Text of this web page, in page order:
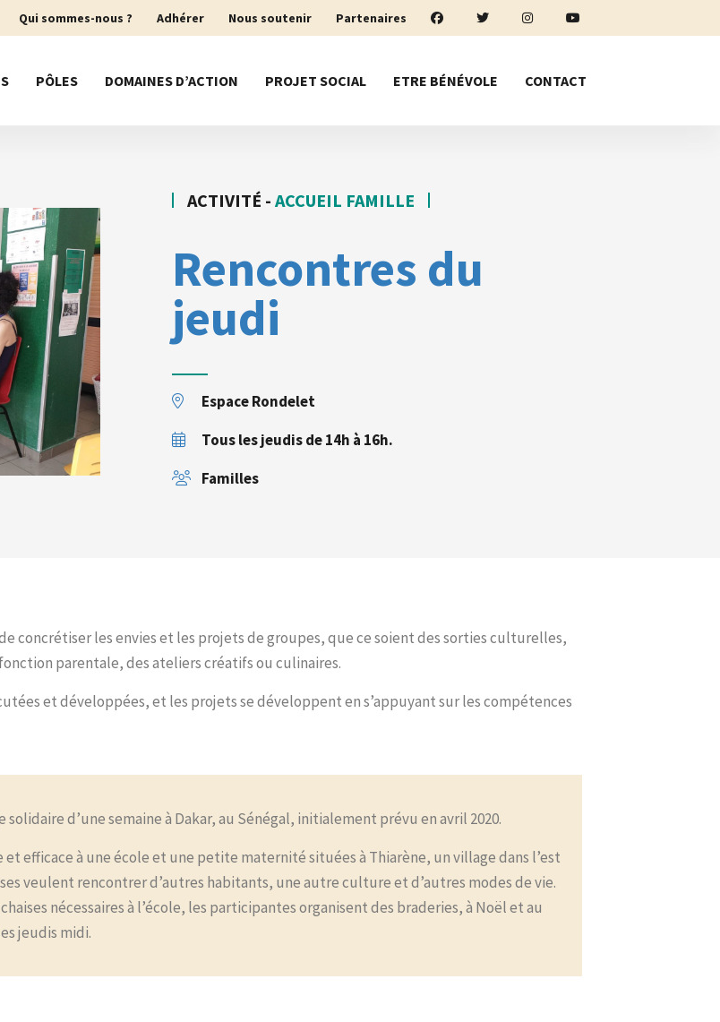
Qui sommes-nous ? Adhérer Nous soutenir Partenaires
PÔLES DOMAINES D’ACTION PROJET SOCIAL ETRE BÉNÉVOLE CONTACT
ACTIVITÉ - ACCUEIL FAMILLE
Rencontres du
jeudi
Espace Rondelet
Tous les jeudis de 14h à 16h.
Familles
concrétiser les envies et les projets de groupes, que ce soient des sorties culturelles,
parentale, des ateliers créatifs ou culinaires.
et développées, et les projets se développent en s’appuyant sur les compétences
solidaire d’une semaine à Dakar, au Sénégal, initialement prévu en avril 2020.
efficace à une école et une petite maternité situées à Thiarène, un village dans l’est
veulent rencontrer d’autres habitants, une autre culture et d’autres modes de vie.
nécessaires à l’école, les participantes organisent des braderies, à Noël et au
jeudis midi.